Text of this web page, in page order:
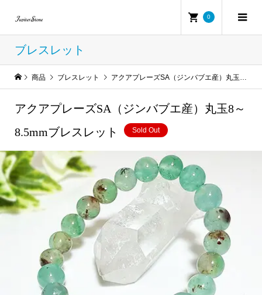
0
ブレスレット
商品 ブレスレット アクアプレーズSA（ジンバブエ産）丸玉8～8.5mmブレスレット
アクアプレーズSA（ジンバブエ産）丸玉8～
8.5mmブレスレット
Sold Out